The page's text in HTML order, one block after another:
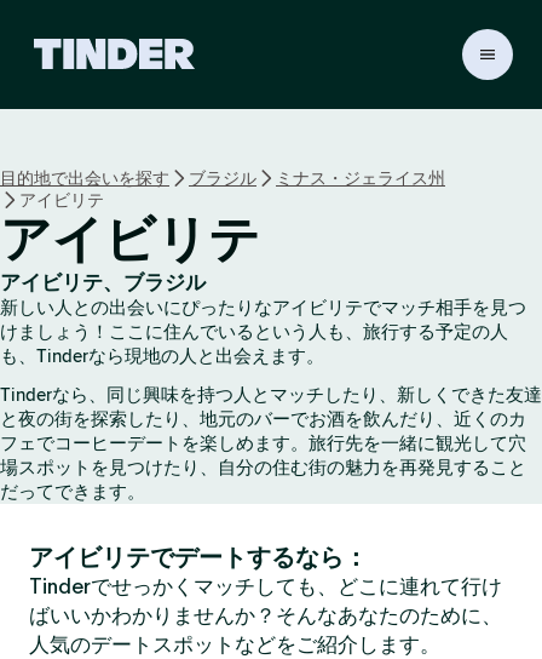
r
ー
ム
ペ
ー
ジ
目的地で出会いを探す ブラジル
ミナス・ジェライス州
アイビリテ
アイビリテ
アイビリテ、ブラジル
新しい人との出会いにぴったりなアイビリテでマッチ相手を見つ
けましょう！ここに住んでいるという人も、旅行する予定の人
も、Tinderなら現地の人と出会えます。
Tinderなら、同じ興味を持つ人とマッチしたり、新しくできた友達
と夜の街を探索したり、地元のバーでお酒を飲んだり、近くのカ
フェでコーヒーデートを楽しめます。旅行先を一緒に観光して穴
場スポットを見つけたり、自分の住む街の魅力を再発見すること
だってできます。
アイビリテでデートするなら：
Tinderでせっかくマッチしても、どこに連れて行け
ばいいかわかりませんか？そんなあなたのために、
人気のデートスポットなどをご紹介します。